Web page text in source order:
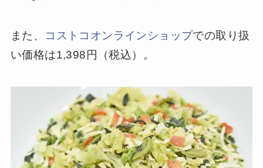
また、 コストコオンラインショップでの取り扱
い価格は1,398円（税込）。